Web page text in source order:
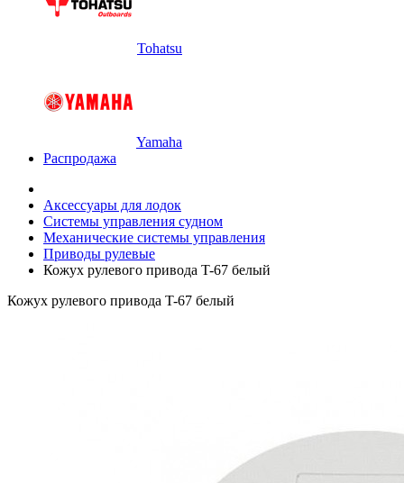
Tohatsu
Yamaha
Распродажа
Аксессуары для лодок
Системы управления судном
Механические системы управления
Приводы рулевые
Кожух рулевого привода T-67 белый
Кожух рулевого привода T-67 белый